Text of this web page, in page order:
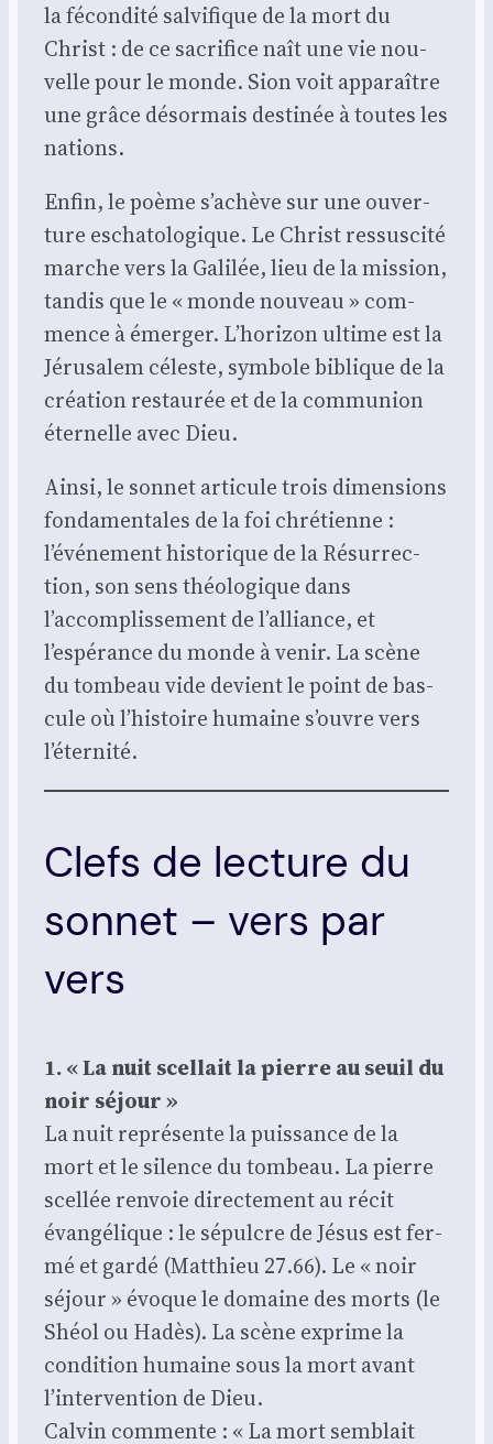
la fécon­di­té sal­vi­fique de la mort du
Christ : de ce sacri­fice naît une vie nou­
velle pour le monde. Sion voit appa­raître
une grâce désor­mais des­ti­née à toutes les
nations.
Enfin, le poème s’achève sur une ouver­
ture escha­to­lo­gique. Le Christ res­sus­ci­té
marche vers la Gali­lée, lieu de la mis­sion,
tan­dis que le « monde nou­veau » com­
mence à émer­ger. L’horizon ultime est la
Jéru­sa­lem céleste, sym­bole biblique de la
créa­tion res­tau­rée et de la com­mu­nion
éter­nelle avec Dieu.
Ain­si, le son­net arti­cule trois dimen­sions
fon­da­men­tales de la foi chré­tienne :
l’événement his­to­rique de la Résur­rec­
tion, son sens théo­lo­gique dans
l’accomplissement de l’alliance, et
l’espérance du monde à venir. La scène
du tom­beau vide devient le point de bas­
cule où l’histoire humaine s’ouvre vers
l’éternité.
Clefs de lecture du
sonnet – vers par
vers
1. « La nuit scel­lait la pierre au seuil du
noir séjour »
La nuit repré­sente la puis­sance de la
mort et le silence du tom­beau. La pierre
scel­lée ren­voie direc­te­ment au récit
évan­gé­lique : le sépulcre de Jésus est fer­
mé et gar­dé (Mat­thieu 27.66). Le « noir
séjour » évoque le domaine des morts (le
Shéol ou Hadès). La scène exprime la
condi­tion humaine sous la mort avant
l’intervention de Dieu.
Cal­vin com­mente : « La mort sem­blait